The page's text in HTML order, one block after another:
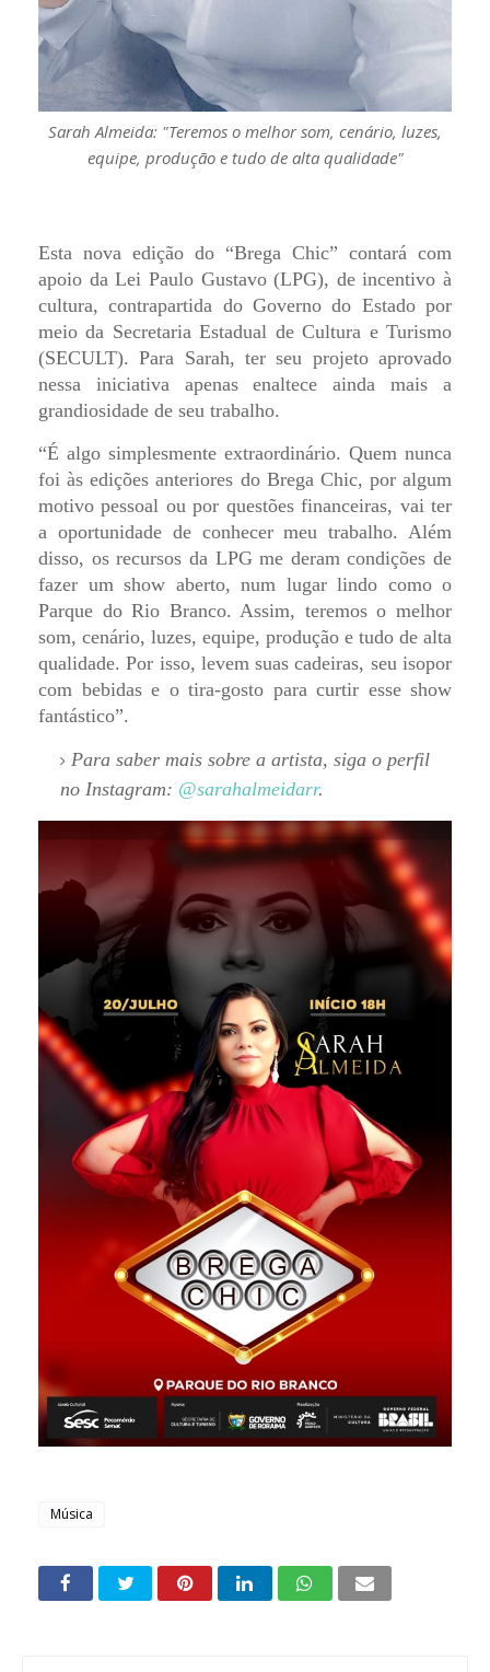
Sarah Almeida: "Teremos o melhor som, cenário, luzes,
equipe, produção e tudo de alta qualidade"
Esta nova edição do “Brega Chic” contará com
apoio da Lei Paulo Gustavo (LPG), de incentivo à
cultura, contrapartida do Governo do Estado por
meio da Secretaria Estadual de Cultura e Turismo
(SECULT). Para Sarah, ter seu projeto aprovado
nessa iniciativa apenas enaltece ainda mais a
grandiosidade de seu trabalho.
“É algo simplesmente extraordinário. Quem nunca
foi às edições anteriores do Brega Chic, por algum
motivo pessoal ou por questões financeiras, vai ter
a oportunidade de conhecer meu trabalho. Além
disso, os recursos da LPG me deram condições de
fazer um show aberto, num lugar lindo como o
Parque do Rio Branco. Assim, teremos o melhor
som, cenário, luzes, equipe, produção e tudo de alta
qualidade. Por isso, levem suas cadeiras, seu isopor
com bebidas e o tira-gosto para curtir esse show
fantástico”.
Para saber mais sobre a artista, siga o perfil
no Instagram: @sarahalmeidarr.
Música